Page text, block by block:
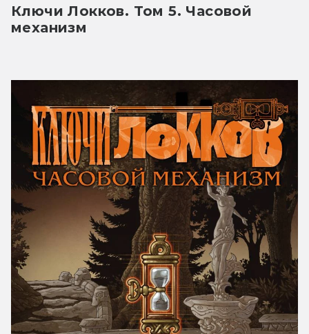
Ключи Локков. Том 5. Часовой
механизм